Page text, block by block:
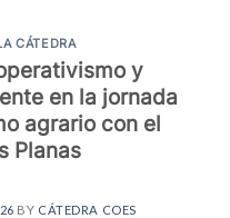
CÁTEDRA
y
en la jornada
agrario con el
Planas
BY CÁTEDRA COES